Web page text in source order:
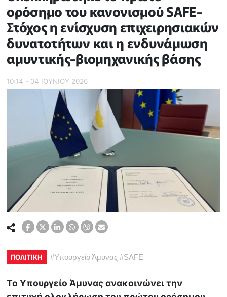
ορόσημο του κανονισμού SAFE-
Στόχος η ενίσχυση επιχειρησιακών
δυνατοτήτων και η ενδυνάμωση
αμυντικής-βιομηχανικής βάσης
10:14 - 04 ΙΟΥΝΙΟΥ 2026
ΠΟΛΙΤΙΚΗ #Υπουργείο Άμυνας #SAFE
Το Υπουργείο Άμυνας ανακοινώνει την